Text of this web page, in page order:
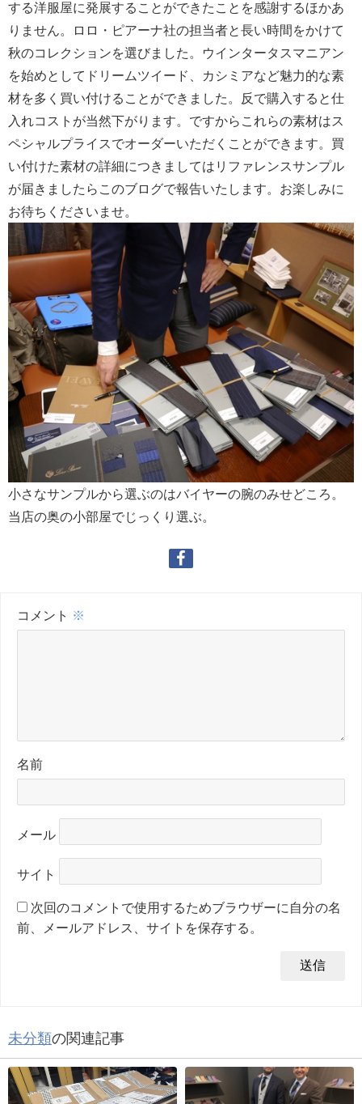
する洋服屋に発展することができたことを感謝するほかあ
りません。ロロ・ピアーナ社の担当者と長い時間をかけて
秋のコレクションを選びました。ウインタータスマニアン
を始めとしてドリームツイード、カシミアなど魅力的な素
材を多く買い付けることができました。反で購入すると仕
入れコストが当然下がります。ですからこれらの素材はス
ペシャルプライスでオーダーいただくことができます。買
い付けた素材の詳細につきましてはリファレンスサンプル
が届きましたらこのブログで報告いたします。お楽しみに
お待ちくださいませ。
小さなサンプルから選ぶのはバイヤーの腕のみせどころ。
当店の奥の小部屋でじっくり選ぶ。
コメント ※
名前
メール
サイト
次回のコメントで使用するためブラウザーに自分の名
前、メールアドレス、サイトを保存する。
未分類の関連記事